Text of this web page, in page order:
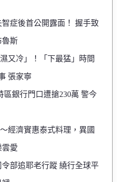
症後首公開露面！ 握手致
魯斯
又冷」！「下最猛」時間
張家寧
區銀行門口遭搶230萬 警今
經濟實惠泰式料理，異國
雲愛
部追耶老行蹤 繞行全球平